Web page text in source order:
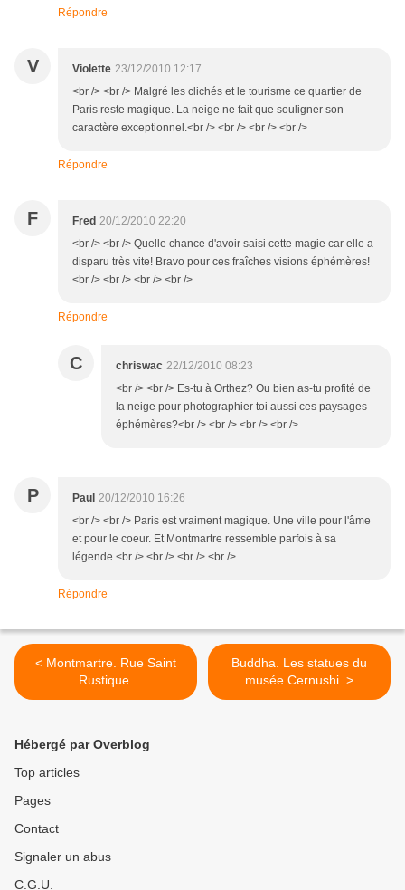
Répondre
V Violette 23/12/2010 12:17
<br /> <br /> Malgré les clichés et le tourisme ce quartier de
Paris reste magique. La neige ne fait que souligner son
caractère exceptionnel.<br /> <br /> <br /> <br />
Répondre
F Fred 20/12/2010 22:20
<br /> <br /> Quelle chance d'avoir saisi cette magie car elle a
disparu très vite! Bravo pour ces fraîches visions éphémères!
<br /> <br /> <br /> <br />
Répondre
C chriswac 22/12/2010 08:23
<br /> <br /> Es-tu à Orthez? Ou bien as-tu profité de
la neige pour photographier toi aussi ces paysages
éphémères?<br /> <br /> <br /> <br />
P Paul 20/12/2010 16:26
<br /> <br /> Paris est vraiment magique. Une ville pour l'âme
et pour le coeur. Et Montmartre ressemble parfois à sa
légende.<br /> <br /> <br /> <br />
Répondre
< Montmartre. Rue Saint
Rustique.
Buddha. Les statues du
musée Cernushi. >
Hébergé par Overblog
Top articles
Pages
Contact
Signaler un abus
C.G.U.